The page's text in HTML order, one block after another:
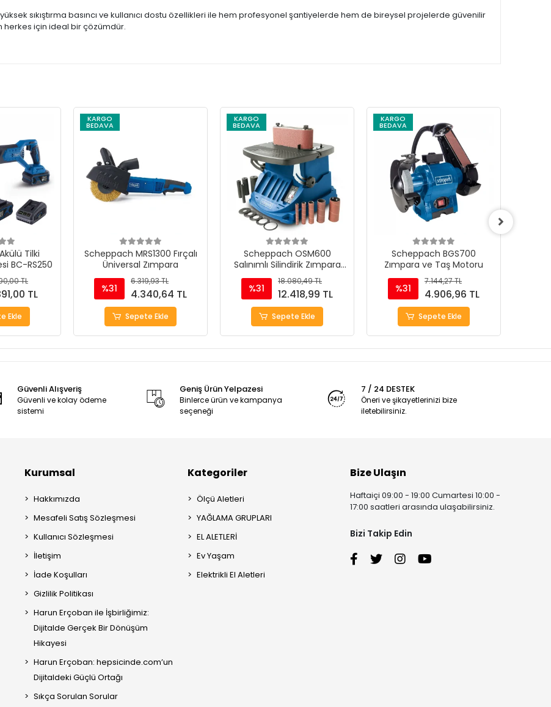
sıkıştırma basıncı ve kullanıcı dostu özellikleri ile hem profesyonel şantiyelerde hem de bireysel projelerde güvenilir
herkes için ideal bir çözümdür.
Tilki
BC-RS250
TL
TL
Ekle
KARGO
BEDAVA
Scheppach MRS1300 Fırçalı
Üniversal Zımpara
%31
6.319,93 TL
4.340,64 TL
Sepete Ekle
KARGO
BEDAVA
Scheppach OSM600
Salınımlı Silindirik Zımpara
Makinası
%31
18.080,49 TL
12.418,99 TL
Sepete Ekle
KARGO
BEDAVA
Scheppach BGS700
Zımpara ve Taş Motoru
%31
7.144,27 TL
4.906,96 TL
Sepete Ekle
Güvenli Alışveriş
Güvenli ve kolay ödeme
sistemi
Geniş Ürün Yelpazesi
Binlerce ürün ve kampanya
seçeneği
7 / 24 DESTEK
Öneri ve şikayetlerinizi bize
iletebilirsiniz.
Kurumsal
Hakkımızda
Mesafeli Satış Sözleşmesi
Kullanıcı Sözleşmesi
İletişim
İade Koşulları
Gizlilik Politikası
Harun Erçoban ile İşbirliğimiz:
Dijitalde Gerçek Bir Dönüşüm
Hikayesi
Harun Erçoban: hepsicinde.com’un
Dijitaldeki Güçlü Ortağı
Sıkça Sorulan Sorular
Kategoriler
Ölçü Aletleri
YAĞLAMA GRUPLARI
EL ALETLERİ
Ev Yaşam
Elektrikli El Aletleri
Bize Ulaşın
Haftaiçi 09:00 - 19:00 Cumartesi 10:00 -
17:00 saatleri arasında ulaşabilirsiniz.
Bizi Takip Edin